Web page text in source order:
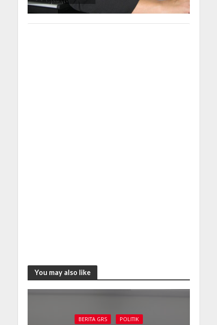
You may also like
BERITA GRS POLITIK